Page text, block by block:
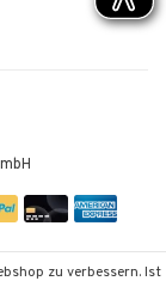
zu verbessern. Ist